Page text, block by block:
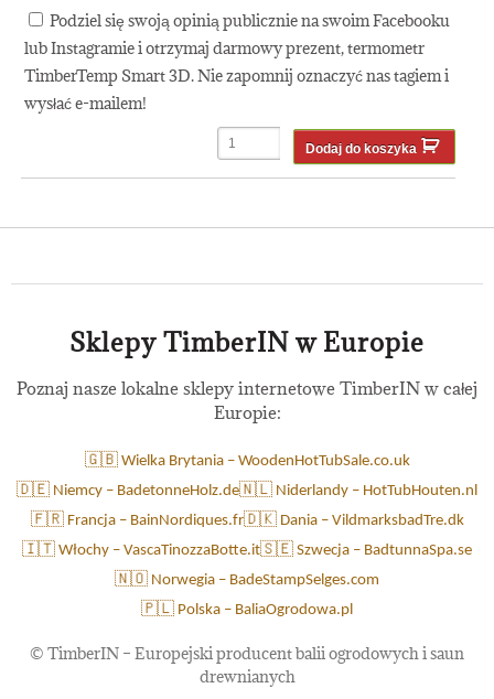
Podziel się swoją opinią publicznie na swoim Facebooku
lub Instagramie i otrzymaj darmowy prezent, termometr
TimberTemp Smart 3D. Nie zapomnij oznaczyć nas tagiem i
wysłać e-mailem!
Dodaj do koszyka
Sklepy TimberIN w Europie
Poznaj nasze lokalne sklepy internetowe TimberIN w całej
Europie:
🇬🇧 Wielka Brytania – WoodenHotTubSale.co.uk
🇩🇪 Niemcy – BadetonneHolz.de🇳🇱 Niderlandy – HotTubHouten.nl
🇫🇷 Francja – BainNordiques.fr🇩🇰 Dania – VildmarksbadTre.dk
🇮🇹 Włochy – VascaTinozzaBotte.it🇸🇪 Szwecja – BadtunnaSpa.se
🇳🇴 Norwegia – BadeStampSelges.com
🇵🇱 Polska – BaliaOgrodowa.pl
© TimberIN – Europejski producent balii ogrodowych i saun
drewnianych